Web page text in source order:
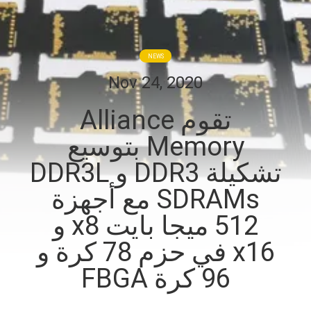
معلومات
عنا
جولة
في
المعمل
مراقبة
الجودة
اتصل
NEWS
Nov 24, 2020
تقوم Alliance
Memory بتوسيع
تشكيلة DDR3 و DDR3L
SDRAMs مع أجهزة
512 ميجا بايت x8 و
x16 في حزم 78 كرة و
96 كرة FBGA